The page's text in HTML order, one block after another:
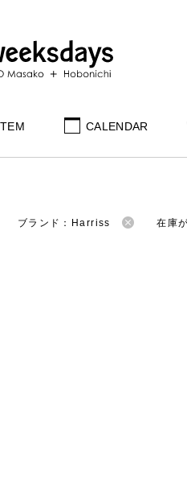
CALENDAR
ブランド：Harriss 在庫